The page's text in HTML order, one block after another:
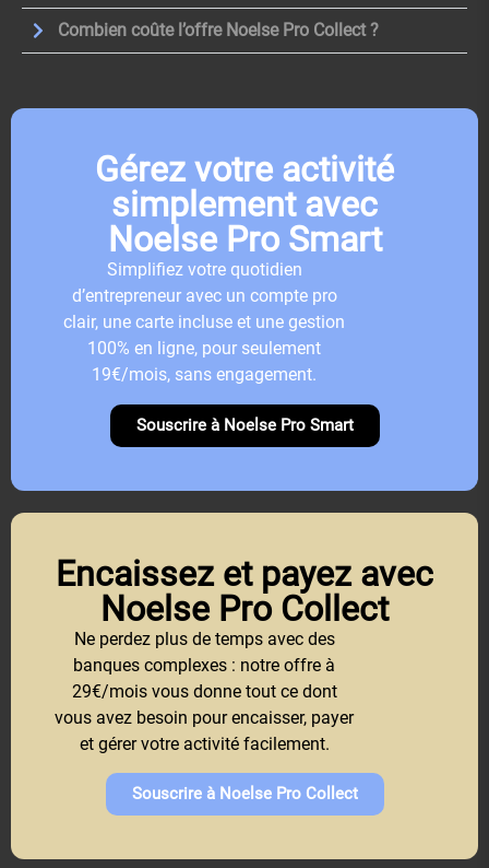
Combien coûte l’offre Noelse Pro Collect ?
Gérez votre activité
simplement avec
Noelse Pro Smart
Simplifiez votre quotidien
d’entrepreneur avec un compte pro
clair, une carte incluse et une gestion
100% en ligne, pour seulement
19€/mois, sans engagement.
Souscrire à Noelse Pro Smart
Encaissez et payez avec
Noelse Pro Collect
Ne perdez plus de temps avec des
banques complexes : notre offre à
29€/mois vous donne tout ce dont
vous avez besoin pour encaisser, payer
et gérer votre activité facilement.
Souscrire à Noelse Pro Collect